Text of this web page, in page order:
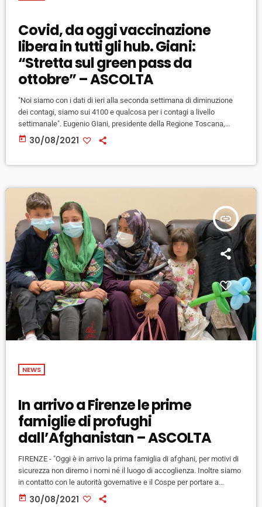
Covid, da oggi vaccinazione
libera in tutti gli hub. Giani:
“Stretta sul green pass da
ottobre” – ASCOLTA
"Noi siamo con i dati di ieri alla seconda settimana di diminuzione
dei contagi, siamo sui 4100 e qualcosa per i contagi a livello
settimanale". Eugenio Giani, presidente della Regione Toscana,
esprime ottimismo sull'andamento dei dati dei nuovi contagi in
Toscana. "Fino a due settimane fa - ha spiegato Giani - un
today 30/08/2021
insert_link
NEWS
In arrivo a Firenze le prime
famiglie di profughi
dall’Afghanistan – ASCOLTA
FIRENZE - "Oggi è in arrivo la prima famiglia di afghani, per motivi di
sicurezza non diremo i nomi né il luogo di accoglienza. Inoltre siamo
in contatto con le autorità governative e il Cospe per portare a
Firenze 4 calciatrici più alcuni familiari e collaboratori. Domani ne
today 30/08/2021